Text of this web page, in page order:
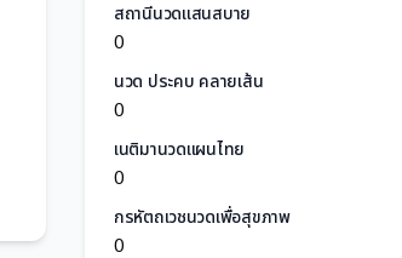
สถานีนวดแสนสบาย
0
นวด ประคบ คลายเส้น
0
เนติมานวดแผนไทย
0
กรหัตถเวชนวดเพื่อสุขภาพ
0